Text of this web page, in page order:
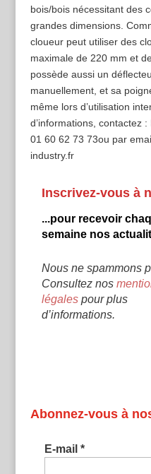
bois/bois nécessitant des
grandes dimensions.
cloueur peut utiliser des
maximale de 220 mm et
possède aussi un
manuellement, et sa
même lors d’utilisation
d’informations, contactez
01 60 62 73 73 ou par
industry.fr
Inscrivez-vous à
...pour recevoir
semaine nos
Nous ne spammons
Consultez nos
légalespour plus
d’informations.
Abonnez-vous à
E-mail *